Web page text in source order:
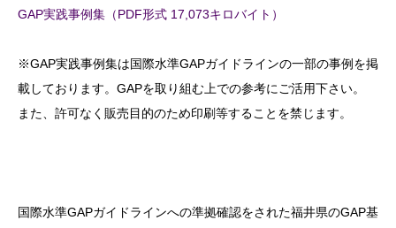
GAP実践事例集（PDF形式 17,073キロバイト）
※GAP実践事例集は国際水準GAPガイドラインの一部の事例を掲
載しております。GAPを取り組む上での参考にご活用下さい。
また、許可なく販売目的のため印刷等することを禁じます。
国際水準GAPガイドラインへの準拠確認をされた福井県のGAP基